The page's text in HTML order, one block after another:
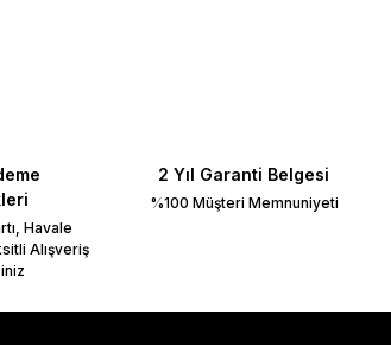
Havale
Alışveriş
2 Yıl Garanti Belgesi
%100 Müşteri Memnuniyeti